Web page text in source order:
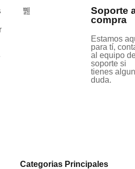
Soporte
compra
Estamos
para tí,
al equipo
soporte si
tienes
duda.
Categorias Principales